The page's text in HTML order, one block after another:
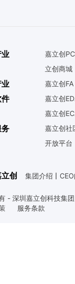
嘉立创
立创商城
嘉立创FA
嘉立创
嘉立创
嘉立创社
开放平台
创 集团介绍 丨
- 深圳嘉立创科技集
服务条款